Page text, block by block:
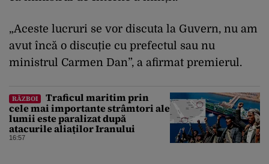
„Aceste lucruri se vor discuta la Guvern, nu am
avut încă o discuție cu prefectul sau nu
ministrul Carmen Dan”, a afirmat premierul.
RĂZBOI
Traficul maritim prin
cele mai importante strâmtori ale
lumii este paralizat după
atacurile aliaților Iranului
16:57